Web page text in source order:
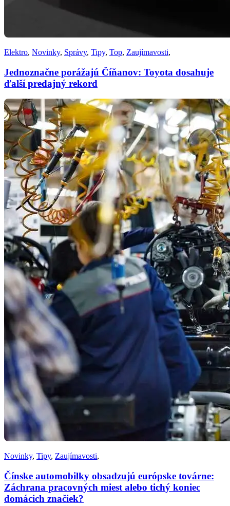
Elektro, Novinky, Správy, Tipy, Top, Zaujímavosti,
Jednoznačne porážajú Číňanov: Toyota dosahuje
ďalší predajný rekord
Novinky, Tipy, Zaujímavosti,
Čínske automobilky obsadzujú európske továrne:
Záchrana pracovných miest alebo tichý koniec
domácich značiek?